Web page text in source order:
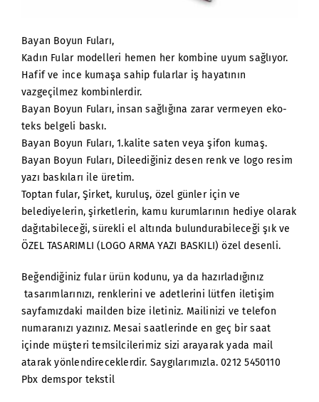
Bayan Boyun Fuları,
Kadın Fular modelleri hemen her kombine uyum sağlıyor.
Hafif ve ince kumaşa sahip fularlar iş hayatının
vazgeçilmez kombinlerdir.
Bayan Boyun Fuları, insan sağlığına zarar vermeyen eko-
teks belgeli baskı.
Bayan Boyun Fuları, 1.kalite saten veya şifon kumaş.
Bayan Boyun Fuları, Dileediğiniz desen renk ve logo resim
yazı baskıları ile üretim.
Toptan fular, Şirket, kuruluş, özel günler için ve
belediyelerin, şirketlerin, kamu kurumlarının hediye olarak
dağıtabileceği, sürekli el altında bulundurabileceği şık ve
ÖZEL TASARIMLI (LOGO ARMA YAZI BASKILI) özel desenli.
Beğendiğiniz fular ürün kodunu, ya da hazırladığınız
tasarımlarınızı, renklerini ve adetlerini lütfen iletişim
sayfamızdaki mailden bize iletiniz. Mailinizi ve telefon
numaranızı yazınız. Mesai saatlerinde en geç bir saat
içinde müşteri temsilcilerimiz sizi arayarak yada mail
atarak yönlendireceklerdir. Saygılarımızla. 0212 5450110
Pbx demspor tekstil